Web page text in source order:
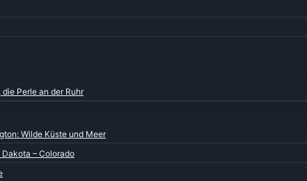
die Perle an der Ruhr
Wilde Küste und Meer
– Colorado